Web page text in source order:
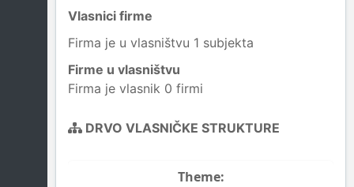
Vlasnici firme
Firma je u vlasništvu 1 subjekta
Firme u vlasništvu
Firma je vlasnik 0 firmi
DRVO VLASNIČKE STRUKTURE
Theme: